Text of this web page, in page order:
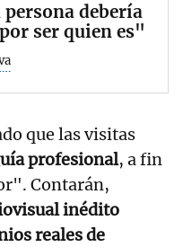
debería
ser quien es"
que las visitas
profesional, a fin
Contarán,
inédito
reales de